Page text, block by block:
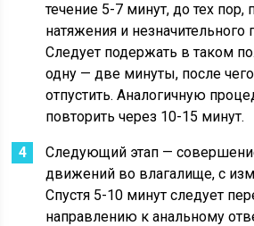
течение 5-7 минут, до тех пор,
натяжения и незначительного
Следует подержать в таком
одну — две минуты, после
отпустить. Аналогичную
повторить через 10-15 минут.
Следующий этап —
движений во влагалище, с
Спустя 5-10 минут следует
направлению к анальному